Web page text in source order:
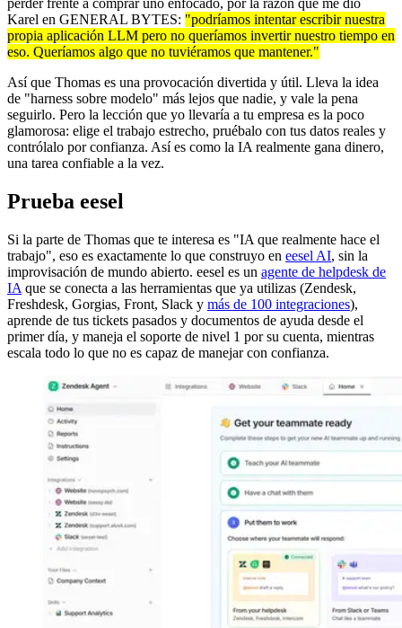
perder frente a comprar uno enfocado, por la razón que me dio
Karel en GENERAL BYTES: "podríamos intentar escribir nuestra
propia aplicación LLM pero no queríamos invertir nuestro tiempo en
eso. Queríamos algo que no tuviéramos que mantener."
Así que Thomas es una provocación divertida y útil. Lleva la idea
de "harness sobre modelo" más lejos que nadie, y vale la pena
seguirlo. Pero la lección que yo llevaría a tu empresa es la poco
glamorosa: elige el trabajo estrecho, pruébalo con tus datos reales y
contrólalo por confianza. Así es como la IA realmente gana dinero,
una tarea confiable a la vez.
Prueba eesel
Si la parte de Thomas que te interesa es "IA que realmente hace el
trabajo", eso es exactamente lo que construyo en eesel AI, sin la
improvisación de mundo abierto. eesel es un agente de helpdesk de
IA que se conecta a las herramientas que ya utilizas (Zendesk,
Freshdesk, Gorgias, Front, Slack y más de 100 integraciones),
aprende de tus tickets pasados y documentos de ayuda desde el
primer día, y maneja el soporte de nivel 1 por su cuenta, mientras
escala todo lo que no es capaz de manejar con confianza.